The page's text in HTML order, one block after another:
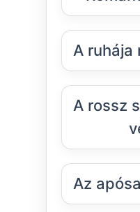
A ruhája
A rossz
Az